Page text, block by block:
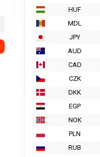
HUF
MDL
JPY
AUD
CAD
CZK
DKK
EGP
NOK
PLN
RUB